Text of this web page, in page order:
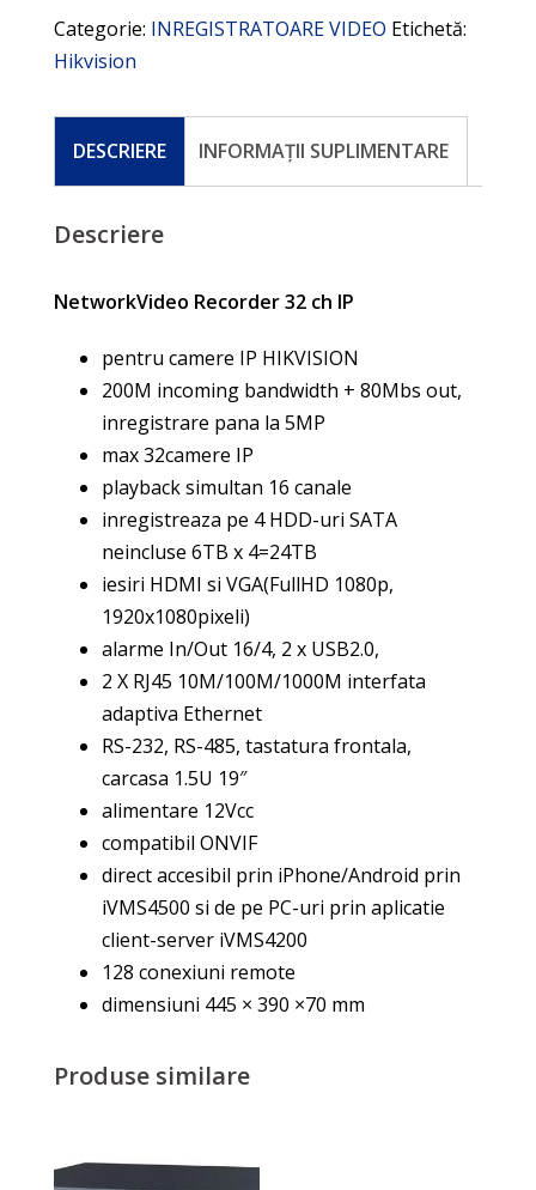
Categorie: INREGISTRATOARE VIDEO Etichetă:
Hikvision
DESCRIERE INFORMAȚII SUPLIMENTARE
Descriere
NetworkVideo Recorder 32 ch IP
pentru camere IP HIKVISION
200M incoming bandwidth + 80Mbs out,
inregistrare pana la 5MP
max 32camere IP
playback simultan 16 canale
inregistreaza pe 4 HDD-uri SATA
neincluse 6TB x 4=24TB
iesiri HDMI si VGA(FullHD 1080p,
1920x1080pixeli)
alarme In/Out 16/4, 2 x USB2.0,
2 X RJ45 10M/100M/1000M interfata
adaptiva Ethernet
RS-232, RS-485, tastatura frontala,
carcasa 1.5U 19″
alimentare 12Vcc
compatibil ONVIF
direct accesibil prin iPhone/Android prin
iVMS4500 si de pe PC-uri prin aplicatie
client-server iVMS4200
128 conexiuni remote
dimensiuni 445 × 390 ×70 mm
Produse similare